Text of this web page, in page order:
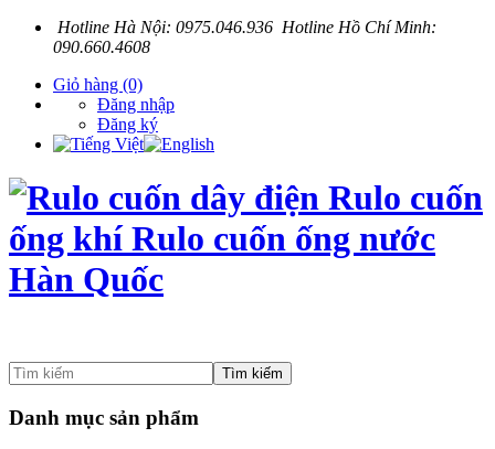
Hotline Hà Nội: 0975.046.936 Hotline Hồ Chí Minh:
090.660.4608
Giỏ hàng (0)
Đăng nhập
Đăng ký
Tìm kiếm
Danh mục sản phẩm